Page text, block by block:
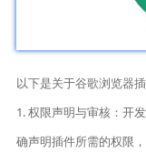
以下是关于谷歌浏览器
1. 权限声明与审核：开
确声明插件所需的权限